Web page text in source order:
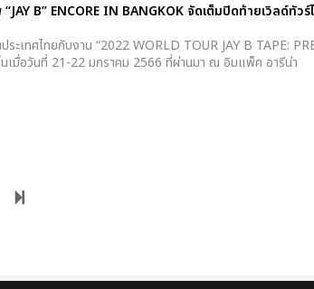
B” ENCORE IN BANGKOK จัดเต็มปิดท้ายเวิลด์ทัวร์
ะเทศไทยกับงาน “2022 WORLD TOUR JAY B TAPE:
เมื่อวันที่ 21-22 มกราคม 2566 ที่ผ่านมา ณ อิมแพ็ค อารีน่า